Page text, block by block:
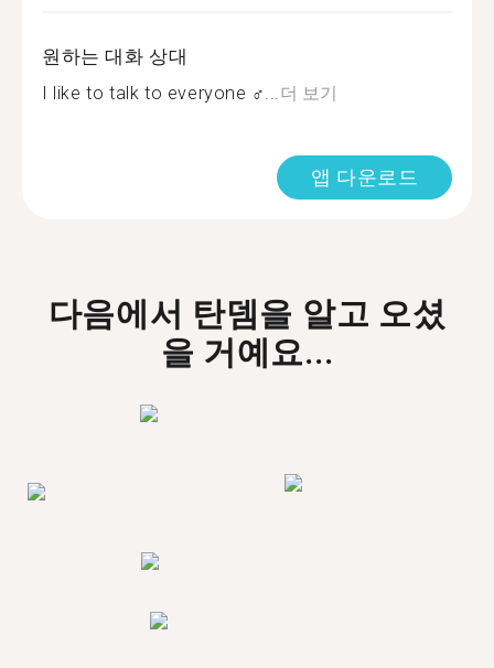
원하는 대화 상대
I like to talk to everyone ‍♂...더 보기
앱 다운로드
다음에서 탄뎀을 알고 오셨
을 거예요...